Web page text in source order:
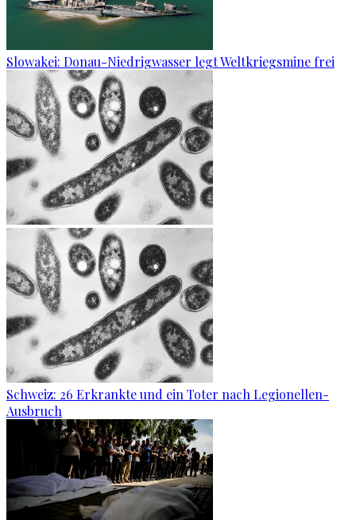
Slowakei: Donau-Niedrigwasser legt Weltkriegsmine frei
Schweiz: 26 Erkrankte und ein Toter nach Legionellen-
Ausbruch